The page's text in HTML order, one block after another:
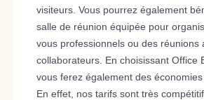
visiteurs. Vous pourrez également
salle de réunion équipée pour
vous professionnels ou des réunions
collaborateurs. En choisissant Office
vous ferez également des économies
En effet, nos tarifs sont très